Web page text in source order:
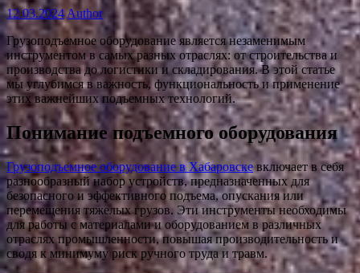
12.03.2024Author
Грузоподъемное оборудование является незаменимым
инструментом в самых разных отраслях: от строительства и
производства до логистики и складирования. В этой статье
мы углубимся в важность, функциональность и применение
этих важнейших подъемных технологий.
Понимание подъемного оборудования
Грузоподъемное оборудование в Хабаровске включает в себя
разнообразный набор устройств, предназначенных для
безопасного и эффективного подъема, опускания или
перемещения тяжелых грузов. Эти инструменты необходимы
для работы с материалами и оборудованием в различных
отраслях промышленности, повышая производительность и
сводя к минимуму риск ручного труда и травм.